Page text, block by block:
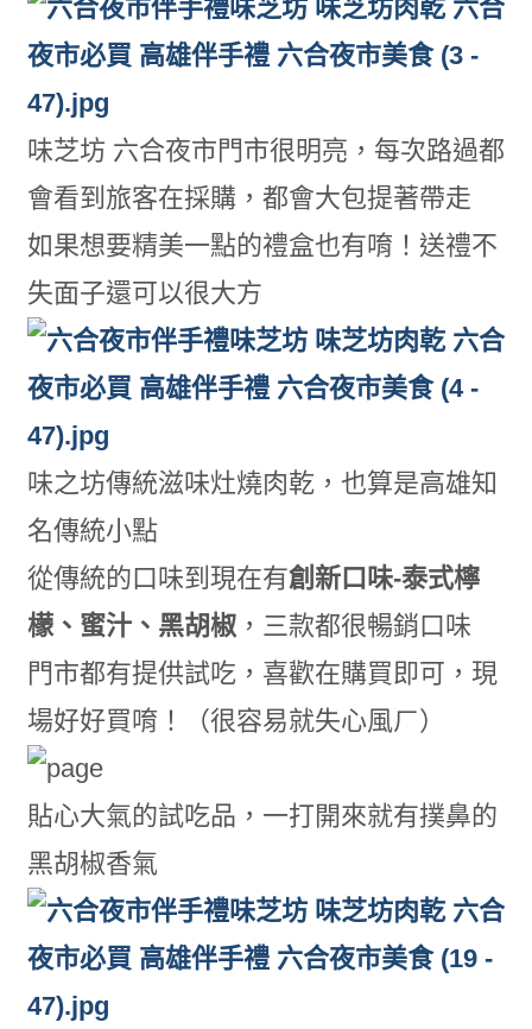
味芝坊 六合夜市門市很明亮，每次路過都
會看到旅客在採購，都會大包提著帶走
如果想要精美一點的禮盒也有唷！送禮不
失面子還可以很大方
味之坊傳統滋味灶燒肉乾，也算是高雄知
名傳統小點
從傳統的口味到現在有創新口味-泰式檸
檬、蜜汁、黑胡椒，三款都很暢銷口味
門市都有提供試吃，喜歡在購買即可，現
場好好買唷！（很容易就失心風ㄏ）
貼心大氣的試吃品，一打開來就有撲鼻的
黑胡椒香氣